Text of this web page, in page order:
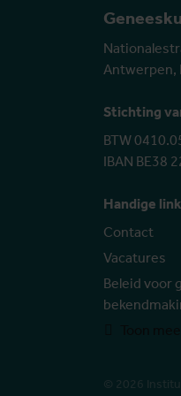
Antwerpen,
Stichting
BTW
IBAN BE38
Handige
Contact
Vacatures
Beleid voor
© 2026